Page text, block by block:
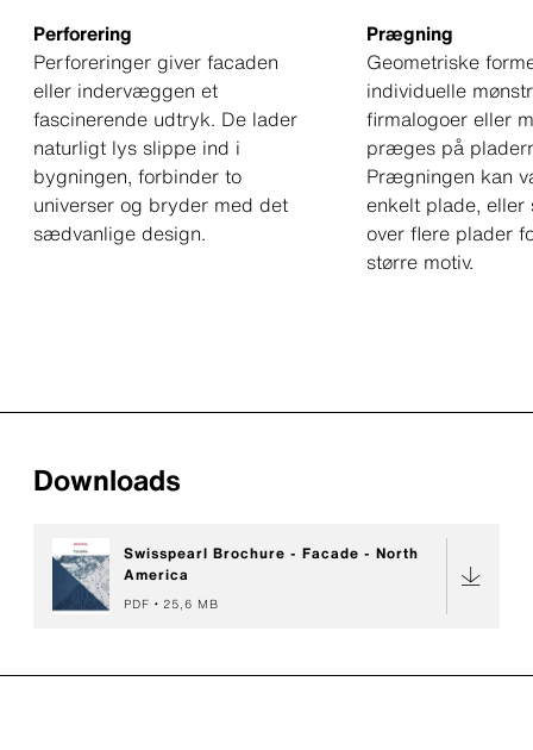
Perforering
Perforeringer giver facaden
eller indervæggen et
fascinerende udtryk. De lader
naturligt lys slippe ind i
bygningen, forbinder to
universer og bryder med det
sædvanlige design.
Prægning
Geometriske
individuelle
firmalogoer eller
præges på
Prægningen kan
enkelt plade,
over flere plader
større motiv.
Downloads
Swisspearl Brochure - Facade - North
America
PDF 25,6 MB